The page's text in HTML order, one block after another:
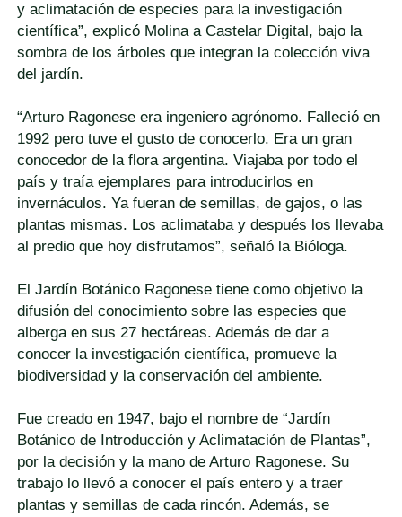
y aclimatación de especies para la investigación
científica”, explicó Molina a Castelar Digital, bajo la
sombra de los árboles que integran la colección viva
del jardín.
“Arturo Ragonese era ingeniero agrónomo. Falleció en
1992 pero tuve el gusto de conocerlo. Era un gran
conocedor de la flora argentina. Viajaba por todo el
país y traía ejemplares para introducirlos en
invernáculos. Ya fueran de semillas, de gajos, o las
plantas mismas. Los aclimataba y después los llevaba
al predio que hoy disfrutamos”, señaló la Bióloga.
El Jardín Botánico Ragonese tiene como objetivo la
difusión del conocimiento sobre las especies que
alberga en sus 27 hectáreas. Además de dar a
conocer la investigación científica, promueve la
biodiversidad y la conservación del ambiente.
Fue creado en 1947, bajo el nombre de “Jardín
Botánico de Introducción y Aclimatación de Plantas”,
por la decisión y la mano de Arturo Ragonese. Su
trabajo lo llevó a conocer el país entero y a traer
plantas y semillas de cada rincón. Además, se